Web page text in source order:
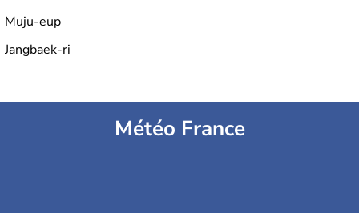
Muju-eup
Jangbaek-ri
Météo France